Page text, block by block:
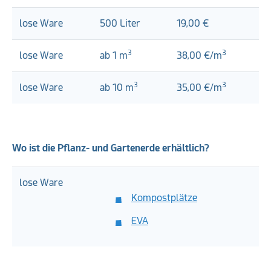
lose Ware 500 Liter 19,00 €
lose Ware ab 1 m3 38,00 €/m3
lose Ware ab 10 m3 35,00 €/m3
Wo ist die Pflanz- und Gartenerde erhältlich?
lose Ware
Kompostplätze
EVA